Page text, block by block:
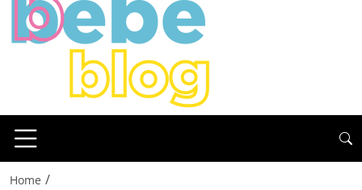
Home /